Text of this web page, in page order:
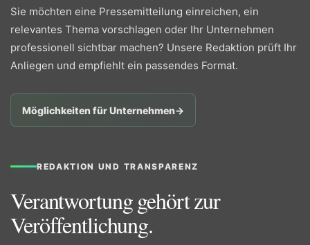
Sie möchten eine Pressemitteilung einreichen, ein
relevantes Thema vorschlagen oder Ihr Unternehmen
professionell sichtbar machen? Unsere Redaktion prüft Ihr
Anliegen und empfiehlt ein passendes Format.
Möglichkeiten für Unternehmen→
REDAKTION UND TRANSPARENZ
Verantwortung gehört zur
Veröffentlichung.